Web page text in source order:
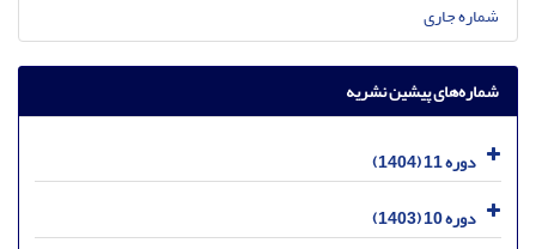
شماره جاری
شماره‌های پیشین نشریه
دوره 11 (1404)
دوره 10 (1403)